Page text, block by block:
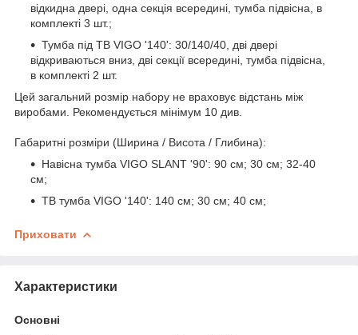
відкидна двері, одна секція всередині, тумба підвісна, в
комплекті 3 шт.;
Тумба під ТВ VIGO '140': 30/140/40, дві двері
відкриваються вниз, дві секції всередині, тумба підвісна,
в комплекті 2 шт.
Цей загальний розмір набору не враховує відстань між
виробами. Рекомендується мінімум 10 див.
Габаритні розміри (Ширина / Висота / Глибина):
Навісна тумба VIGO SLANT '90': 90 см; 30 см; 32-40
см;
ТВ тумба VIGO '140': 140 см; 30 см; 40 см;
Приховати
Характеристики
Основні